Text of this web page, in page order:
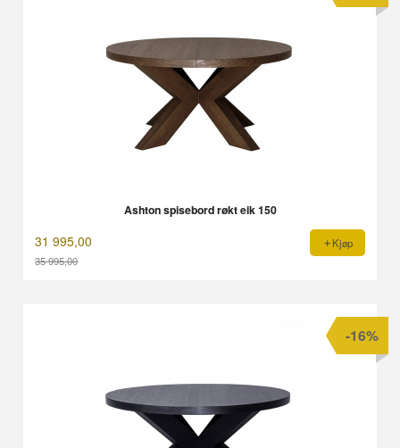
Ashton spisebord røkt eik 150
31 995,00
35 995,00
Kjøp
-16%